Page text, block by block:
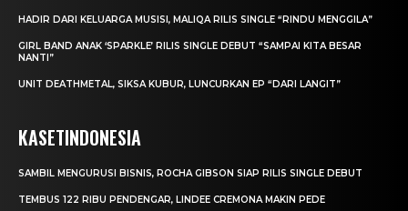
HADIR DARI KELUARGA MUSISI, MALIQA RILIS SINGLE “RINDU MENGGILA”
GIRL BAND ANAK ‘SPARKLE’ RILIS SINGLE DEBUT “SAMPAI KITA BESAR
NANTI”
UNIT DEATHMETAL, SIKSA KUBUR, LUNCURKAN EP “DARI LANGIT”
KASETINDONESIA
SAMBIL MENGURUSI BISNIS, ROCHA GIBSON SIAP RILIS SINGLE DEBUT
TEMBUS 122 RIBU PENDENGAR, LINDEE CREMONA MAKIN PEDE